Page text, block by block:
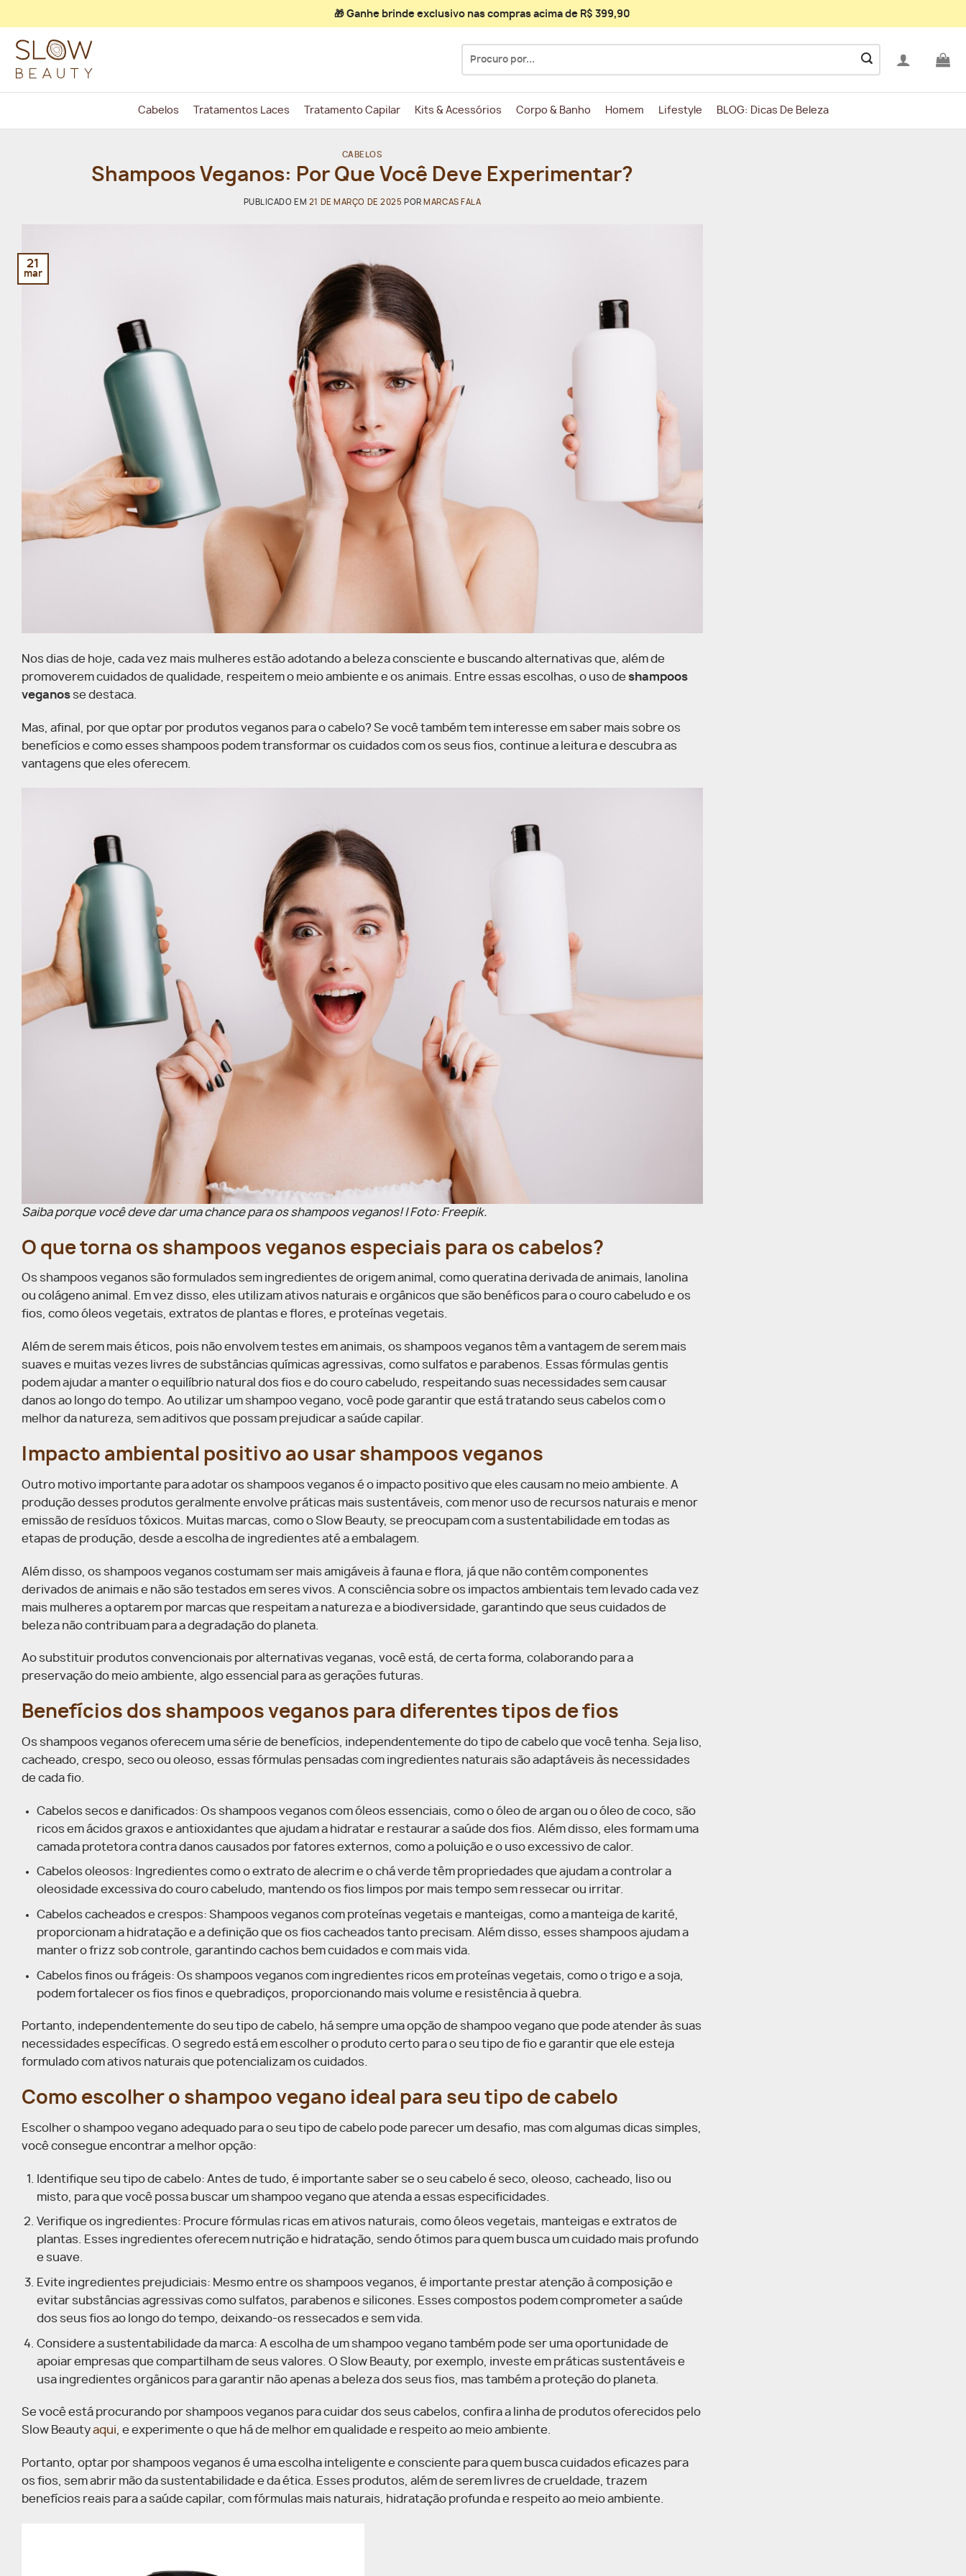
to
content
🎁 Ganhe brinde exclusivonas compras acima de R$ 399,90
por:
Cabelos Tratamentos Laces Tratamento Capilar Kits & Acessórios Corpo & Banho Homem Lifestyle BLOG: Dicas De Beleza
CABELOS
Shampoos Veganos: Por Que Você Deve Experimentar?
PUBLICADO EM 21 DE MARÇO DE 2025 POR MARCAS FALA
21
mar
Nos dias de hoje, cada vez mais mulheres estão adotando a beleza consciente e buscando alternativas que, além de
promoverem cuidados de qualidade, respeitem o meio ambiente e os animais. Entre essas escolhas, o uso deshampoos
veganos se destaca.
Mas, afinal, por que optar por produtos veganos para o cabelo? Se você também tem interesse em saber mais sobre os
benefícios e como esses shampoos podem transformar os cuidados com os seus fios, continue a leitura e descubra as
vantagens que eles oferecem.
Saiba porque você deve dar uma chance para os shampoos veganos! | Foto: Freepik.
O que torna os shampoos veganos especiais para os cabelos?
Os shampoos veganos são formulados sem ingredientes de origem animal, como queratina derivada de animais, lanolina
ou colágeno animal. Em vez disso, eles utilizam ativos naturais e orgânicos que são benéficos para o couro cabeludo e os
fios, como óleos vegetais, extratos de plantas e flores, e proteínas vegetais.
Além de serem mais éticos, pois não envolvem testes em animais, os shampoos veganos têm a vantagem de serem mais
suaves e muitas vezes livres de substâncias químicas agressivas, como sulfatos e parabenos. Essas fórmulas gentis
podem ajudar a manter o equilíbrio natural dos fios e do couro cabeludo, respeitando suas necessidades sem causar
danos ao longo do tempo. Ao utilizar um shampoo vegano, você pode garantir que está tratando seus cabelos com o
melhor da natureza, sem aditivos que possam prejudicar a saúde capilar.
Impacto ambiental positivo ao usar shampoos veganos
Outro motivo importante para adotar os shampoos veganos é o impacto positivo que eles causam no meio ambiente. A
produção desses produtos geralmente envolve práticas mais sustentáveis, com menor uso de recursos naturais e menor
emissão de resíduos tóxicos. Muitas marcas, como o Slow Beauty, se preocupam com a sustentabilidade em todas as
etapas de produção, desde a escolha de ingredientes até a embalagem.
Além disso, os shampoos veganos costumam ser mais amigáveis à fauna e flora, já que não contêm componentes
derivados de animais e não são testados em seres vivos. A consciência sobre os impactos ambientais tem levado cada vez
mais mulheres a optarem por marcas que respeitam a natureza e a biodiversidade, garantindo que seus cuidados de
beleza não contribuam para a degradação do planeta.
Ao substituir produtos convencionais por alternativas veganas, você está, de certa forma, colaborando para a
preservação do meio ambiente, algo essencial para as gerações futuras.
Benefícios dos shampoos veganos para diferentes tipos de fios
Os shampoos veganos oferecem uma série de benefícios, independentemente do tipo de cabelo que você tenha. Seja liso,
cacheado, crespo, seco ou oleoso, essas fórmulas pensadas com ingredientes naturais são adaptáveis às necessidades
de cada fio.
Cabelos secos e danificados: Os shampoos veganos com óleos essenciais, como o óleo de argan ou o óleo de coco, são
ricos em ácidos graxos e antioxidantes que ajudam a hidratar e restaurar a saúde dos fios. Além disso, eles formam uma
camada protetora contra danos causados por fatores externos, como a poluição e o uso excessivo de calor.
Cabelos oleosos: Ingredientes como o extrato de alecrim e o chá verde têm propriedades que ajudam a controlar a
oleosidade excessiva do couro cabeludo, mantendo os fios limpos por mais tempo sem ressecar ou irritar.
Cabelos cacheados e crespos: Shampoos veganos com proteínas vegetais e manteigas, como a manteiga de karité,
proporcionam a hidratação e a definição que os fios cacheados tanto precisam. Além disso, esses shampoos ajudam a
manter o frizz sob controle, garantindo cachos bem cuidados e com mais vida.
Cabelos finos ou frágeis: Os shampoos veganos com ingredientes ricos em proteínas vegetais, como o trigo e a soja,
podem fortalecer os fios finos e quebradiços, proporcionando mais volume e resistência à quebra.
Portanto, independentemente do seu tipo de cabelo, há sempre uma opção de shampoo vegano que pode atender às suas
necessidades específicas. O segredo está em escolher o produto certo para o seu tipo de fio e garantir que ele esteja
formulado com ativos naturais que potencializam os cuidados.
Como escolher o shampoo vegano ideal para seu tipo de cabelo
Escolher o shampoo vegano adequado para o seu tipo de cabelo pode parecer um desafio, mas com algumas dicas simples,
você consegue encontrar a melhor opção:
Identifique seu tipo de cabelo: Antes de tudo, é importante saber se o seu cabelo é seco, oleoso, cacheado, liso ou
misto, para que você possa buscar um shampoo vegano que atenda a essas especificidades.
Verifique os ingredientes: Procure fórmulas ricas em ativos naturais, como óleos vegetais, manteigas e extratos de
plantas. Esses ingredientes oferecem nutrição e hidratação, sendo ótimos para quem busca um cuidado mais profundo
e suave.
Evite ingredientes prejudiciais: Mesmo entre os shampoos veganos, é importante prestar atenção à composição e
evitar substâncias agressivas como sulfatos, parabenos e silicones. Esses compostos podem comprometer a saúde
dos seus fios ao longo do tempo, deixando-os ressecados e sem vida.
Considere a sustentabilidade da marca: A escolha de um shampoo vegano também pode ser uma oportunidade de
apoiar empresas que compartilham de seus valores. O Slow Beauty, por exemplo, investe em práticas sustentáveis e
usa ingredientes orgânicos para garantir não apenas a beleza dos seus fios, mas também a proteção do planeta.
Se você está procurando por shampoos veganos para cuidar dos seus cabelos, confira a linha de produtos oferecidos pelo
Slow Beautyaqui, e experimente o que há de melhor em qualidade e respeito ao meio ambiente.
Portanto, optar por shampoos veganos é uma escolha inteligente e consciente para quem busca cuidados eficazes para
os fios, sem abrir mão da sustentabilidade e da ética. Esses produtos, além de serem livres de crueldade, trazem
benefícios reais para a saúde capilar, com fórmulas mais naturais, hidratação profunda e respeito ao meio ambiente.